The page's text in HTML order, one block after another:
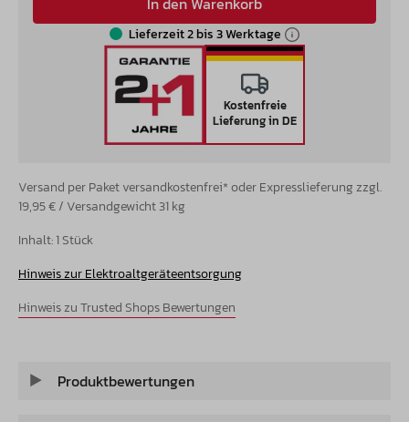
Kostenfreie
Lieferung in DE
Lieferzeit 2 bis 3 Werktage
Versand per Paket versandkostenfrei* oder Expresslieferung zzgl.
19,95 € / Versandgewicht 31 kg
Inhalt:1 Stück
Hinweis zur Elektroaltgeräteentsorgung
Hinweis zu Trusted Shops Bewertungen
Produktbewertungen